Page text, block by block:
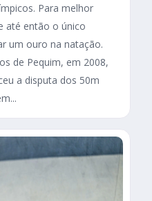
Para melhor
até então o único
um ouro na natação.
de Pequim, em 2008,
a disputa dos 50m